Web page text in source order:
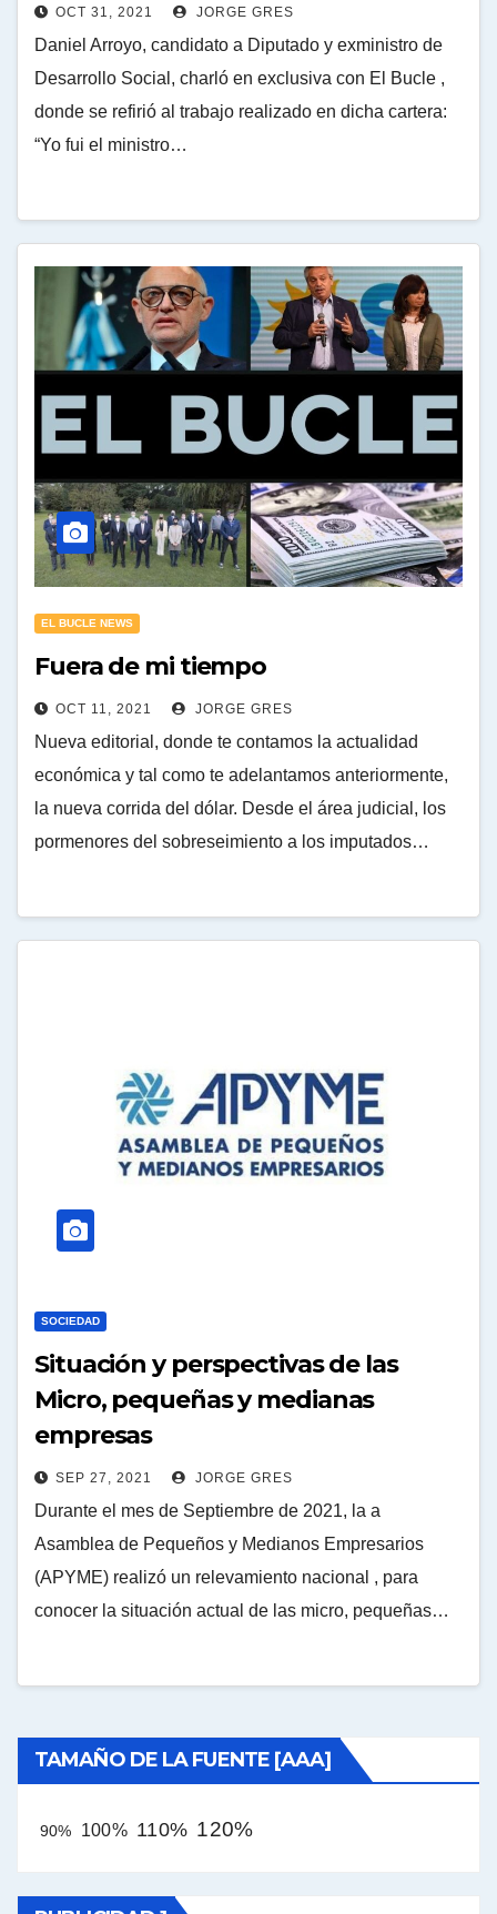
OCT 31, 2021 JORGE GRES
Daniel Arroyo, candidato a Diputado y exministro de
Desarrollo Social, charló en exclusiva con El Bucle ,
donde se refirió al trabajo realizado en dicha cartera:
“Yo fui el ministro…
EL BUCLE NEWS
Fuera de mi tiempo
OCT 11, 2021 JORGE GRES
Nueva editorial, donde te contamos la actualidad
económica y tal como te adelantamos anteriormente,
la nueva corrida del dólar. Desde el área judicial, los
pormenores del sobreseimiento a los imputados…
SOCIEDAD
Situación y perspectivas de las
Micro, pequeñas y medianas
empresas
SEP 27, 2021 JORGE GRES
Durante el mes de Septiembre de 2021, la a
Asamblea de Pequeños y Medianos Empresarios
(APYME) realizó un relevamiento nacional , para
conocer la situación actual de las micro, pequeñas…
TAMAÑO DE LA FUENTE [AAA]
90% 100% 110% 120%